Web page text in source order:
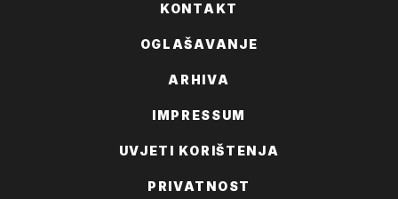
KONTAKT
OGLAŠAVANJE
ARHIVA
IMPRESSUM
UVJETI KORIŠTENJA
PRIVATNOST